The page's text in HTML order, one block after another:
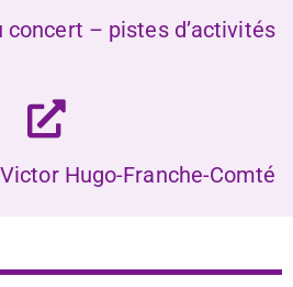
concert – pistes d’activités
Hugo-Franche-Comté